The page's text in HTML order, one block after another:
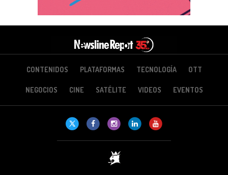
CONTENIDOS PLATAFORMAS TECNOLOGÍA OTT
NEGOCIOS CINE SATÉLITE VIDEOS EVENTOS